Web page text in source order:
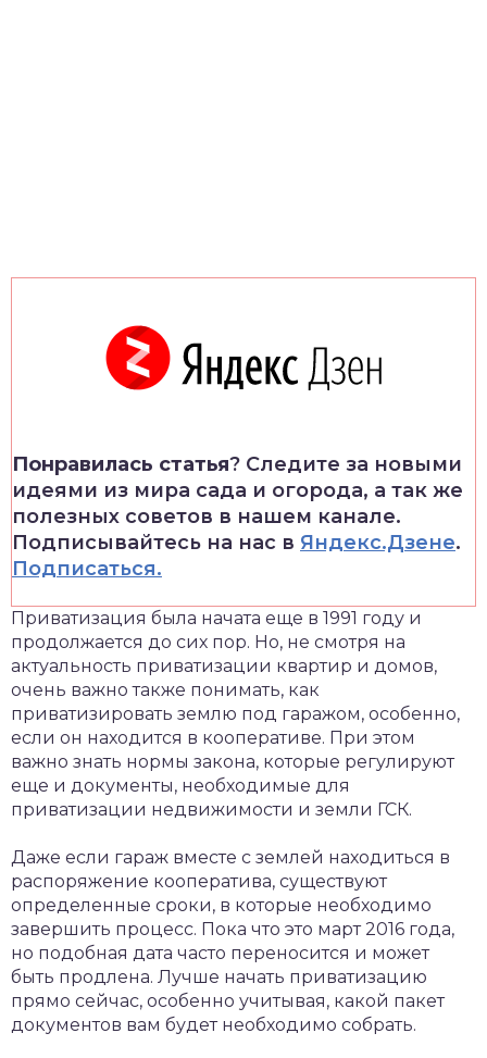
Понравилась статья? Следите за новыми
идеями из мира сада и огорода, а так же
полезных советов в нашем канале.
Подписывайтесь на нас в Яндекс.Дзене.
Подписаться.
Приватизация была начата еще в 1991 году и
продолжается до сих пор. Но, не смотря на
актуальность приватизации квартир и домов,
очень важно также понимать, как
приватизировать землю под гаражом, особенно,
если он находится в кооперативе. При этом
важно знать нормы закона, которые регулируют
еще и документы, необходимые для
приватизации недвижимости и земли ГСК.
Даже если гараж вместе с землей находиться в
распоряжение кооператива, существуют
определенные сроки, в которые необходимо
завершить процесс. Пока что это март 2016 года,
но подобная дата часто переносится и может
быть продлена. Лучше начать приватизацию
прямо сейчас, особенно учитывая, какой пакет
документов вам будет необходимо собрать.